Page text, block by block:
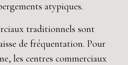
atypiques.
traditionnels sont
de fréquentation. Pour
les centres commerciaux